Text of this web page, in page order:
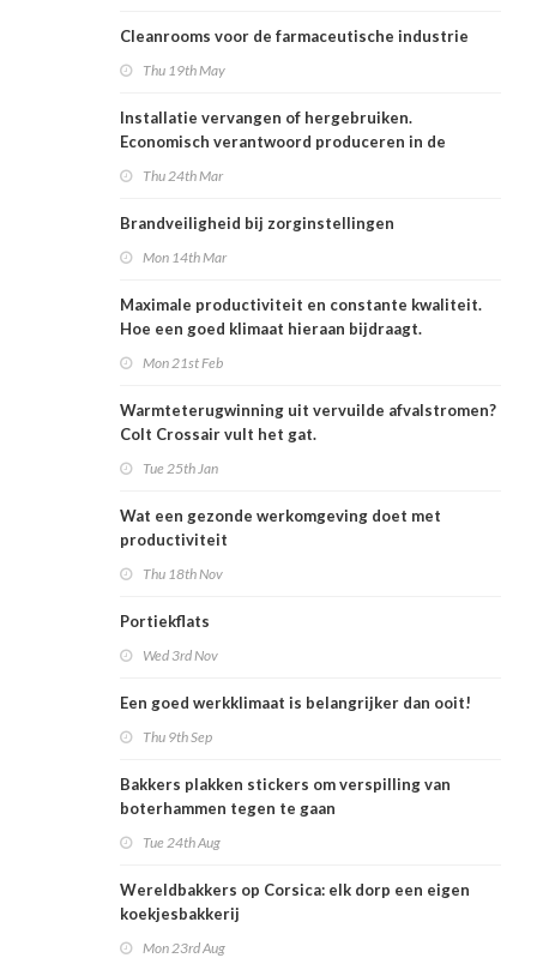
Cleanrooms voor de farmaceutische industrie
Thu 19th May
Installatie vervangen of hergebruiken.
Economisch verantwoord produceren in de
Thu 24th Mar
Brandveiligheid bij zorginstellingen
Mon 14th Mar
Maximale productiviteit en constante kwaliteit.
Hoe een goed klimaat hieraan bijdraagt.
Mon 21st Feb
Warmteterugwinning uit vervuilde afvalstromen?
Colt Crossair vult het gat.
Tue 25th Jan
Wat een gezonde werkomgeving doet met
productiviteit
Thu 18th Nov
Portiekflats
Wed 3rd Nov
Een goed werkklimaat is belangrijker dan ooit!
Thu 9th Sep
Bakkers plakken stickers om verspilling van
boterhammen tegen te gaan
Tue 24th Aug
Wereldbakkers op Corsica: elk dorp een eigen
koekjesbakkerij
Mon 23rd Aug